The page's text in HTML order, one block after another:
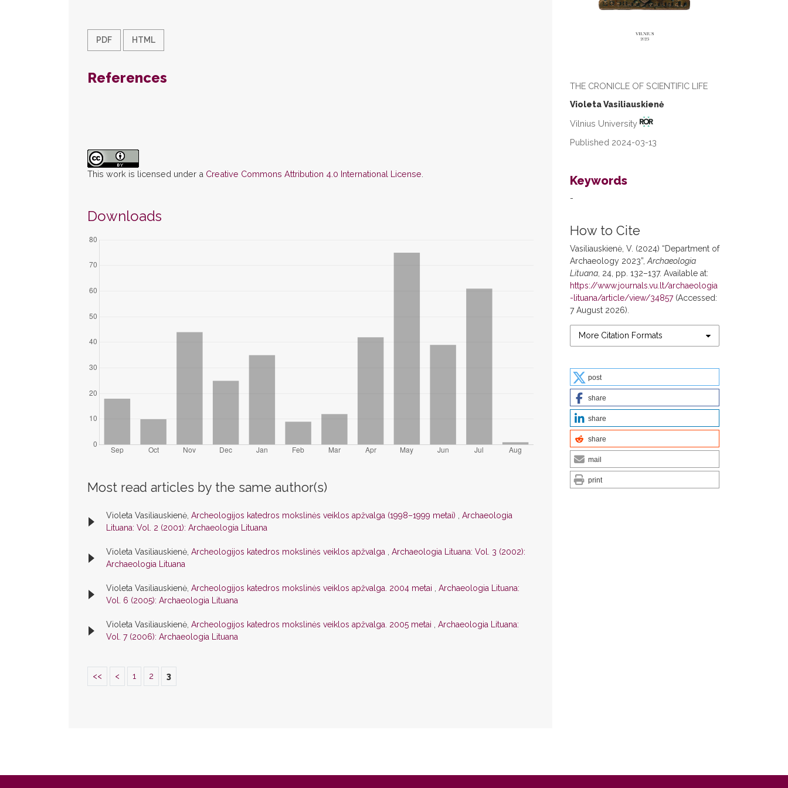
THE CRONICLE OF SCIENTIFIC LIFE
Violeta Vasiliauskienė
Vilnius University
Published 2024-03-13
Keywords
-
How to Cite
Vasiliauskienė, V. (2024) “Department of
Archaeology 2023”, Archaeologia
Lituana , 24, pp. 132–137. Available at:
https://www.journals.vu.lt/archaeologia
-lituana/article/view/34857(Accessed:
7 August 2026).
More Citation Formats
post
share
share
share
mail
print
PDF HTML
References
This work is licensed under a Creative Commons Attribution 4.0 International License
Downloads
Most read articles by the same author(s)
Violeta Vasiliauskienė, Archeologijos katedros mokslinės veiklos apžvalga (1998–1999 metai) , Archaeologia
Lituana: Vol. 2 (2001): Archaeologia Lituana
Violeta Vasiliauskienė, Archeologijos katedros mokslinės veiklos apžvalga , Archaeologia Lituana: Vol. 3 (2002):
Archaeologia Lituana
Violeta Vasiliauskienė, Archeologijos katedros mokslinės veiklos apžvalga. 2004 metai , Archaeologia Lituana:
Vol. 6 (2005): Archaeologia Lituana
Violeta Vasiliauskienė, Archeologijos katedros mokslinės veiklos apžvalga. 2005 metai , Archaeologia Lituana:
Vol. 7 (2006): Archaeologia Lituana
<< < 1 2 3